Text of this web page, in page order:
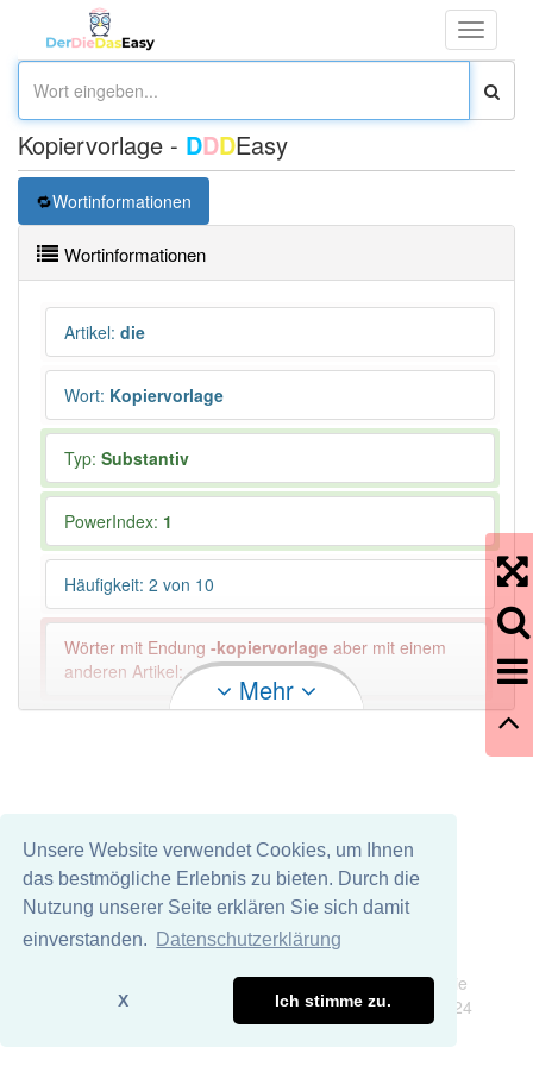
Unsere Website verwendet Cookies, um Ihnen
das bestmögliche Erlebnis zu bieten. Durch die
Nutzung unserer Seite erklären Sie sich damit
einverstanden.
Datenschutzerklärung
X Ich stimme zu.
Toggle
Kopiervorlage - DDDEasy
Wortinformationen
Wortinformationen
Artikel: die
Wort: Kopiervorlage
Typ: Substantiv
PowerIndex: 1
Häufigkeit: 2 von 10
Wörter mit Endung -kopiervorlage aber mit einem
anderen Artikel: -1
Mehr
Wir übernehmen keine Garantie und keine Haftung für die
Richtigkeit und Vollständigkeit dieser Seite. DDDEasy 2024